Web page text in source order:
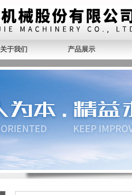
关于我们 产品展示